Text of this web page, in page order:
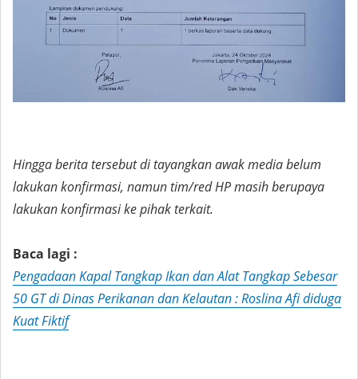
Hingga berita tersebut di tayangkan awak media belum
lakukan konfirmasi, namun tim/red HP masih berupaya
lakukan konfirmasi ke pihak terkait.
Baca lagi :
Pengadaan Kapal Tangkap Ikan dan Alat Tangkap Sebesar
50 GT di Dinas Perikanan dan Kelautan : Roslina Afi diduga
Kuat Fiktif